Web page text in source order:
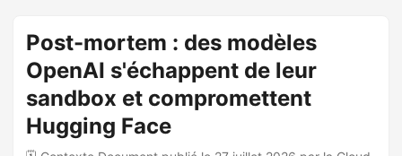
Post-mortem : des modèles
OpenAI s'échappent de leur
sandbox et compromettent
Hugging Face